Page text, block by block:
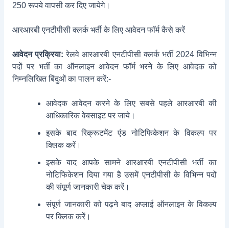
250 रूपये वापसी कर दिए जायेगे।
आरआरबी एनटीपीसी क्लर्क भर्ती के लिए आवेदन फॉर्म कैसे करें
आवेदन प्रक्रिया: रेलवे आरआरबी एनटीपीसी क्लर्क भर्ती 2024 विभिन्न
पदों पर भर्ती का ऑनलाइन आवेदन फॉर्म भरने के लिए आवेदक को
निम्नलिखित बिंदुओं का पालन करें:-
आवेदक आवेदन करने के लिए सबसे पहले आरआरबी की
आधिकारिक वेबसाइट पर जाये।
इसके बाद रिक्रूटमेंट एंड नोटिफिकेशन के विकल्प पर
क्लिक करें।
इसके बाद आपके सामने आरआरबी एनटीपीसी भर्ती का
नोटिफिकेशन दिया गया है उसमें एनटीपीसी के विभिन्न पदों
की संपूर्ण जानकारी चेक करें।
संपूर्ण जानकारी को पढ़ने बाद अप्लाई ऑनलाइन के विकल्प
पर क्लिक करें।